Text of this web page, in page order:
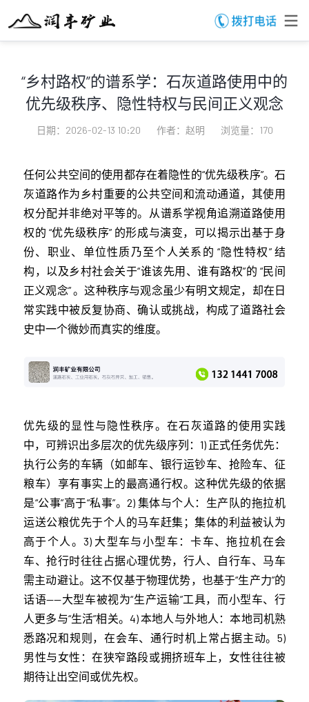
“乡村路权”的谱系学：石灰道路使用中的
优先级秩序、隐性特权与民间正义观念
日期：2026-02-13 10:20 作者：赵明 浏览量：170
任何公共空间的使用都存在着隐性的“优先级秩序”。石
灰道路作为乡村重要的公共空间和流动通道，其使用
权分配并非绝对平等的。从谱系学视角追溯道路使用
权的 “优先级秩序” 的形成与演变，可以揭示出基于身
份、职业、单位性质乃至个人关系的 “隐性特权” 结
构，以及乡村社会关于“谁该先用、谁有路权”的 “民间
正义观念” 。这种秩序与观念虽少有明文规定，却在日
常实践中被反复协商、确认或挑战，构成了道路社会
史中一个微妙而真实的维度。
优先级的显性与隐性秩序。在石灰道路的使用实践
中，可辨识出多层次的优先级序列：1) 正式任务优先：
执行公务的车辆（如邮车、银行运钞车、抢险车、征
粮车）享有事实上的最高通行权。这种优先级的依据
是“公事”高于“私事”。2) 集体与个人：生产队的拖拉机
运送公粮优先于个人的马车赶集；集体的利益被认为
高于个人。3) 大型车与小型车：卡车、拖拉机在会
车、抢行时往往占据心理优势，行人、自行车、马车
需主动避让。这不仅基于物理优势，也基于“生产力”的
话语——大型车被视为“生产运输”工具，而小型车、行
人更多与“生活”相关。4) 本地人与外地人：本地司机熟
悉路况和规则，在会车、通行时机上常占据主动。5)
男性与女性：在狭窄路段或拥挤班车上，女性往往被
期待让出空间或优先权。